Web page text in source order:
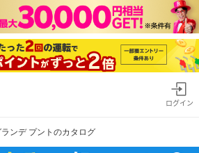
ログイン
ランデ プントのカタログ